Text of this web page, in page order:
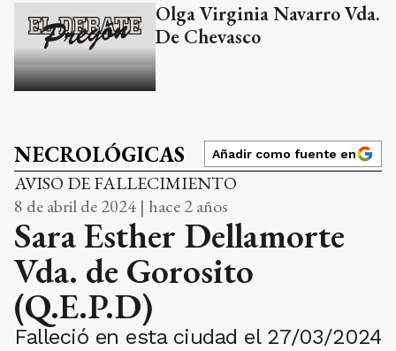
Olga Virginia Navarro Vda.
De Chevasco
NECROLÓGICAS Añadir como fuente en
AVISO DE FALLECIMIENTO
8 de abril de 2024 | hace 2 años
Sara Esther Dellamorte
Vda. de Gorosito
(Q.E.P.D)
Falleció en esta ciudad el 27/03/2024